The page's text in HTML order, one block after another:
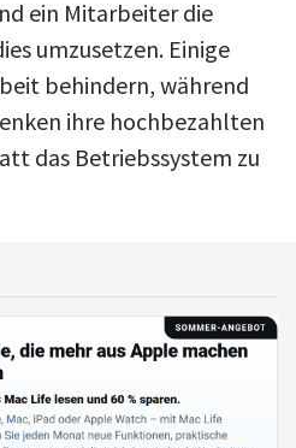
ein Mitarbeiter die
umzusetzen. Einige
behindern, während
ihre hochbezahlten
das Betriebssystem zu